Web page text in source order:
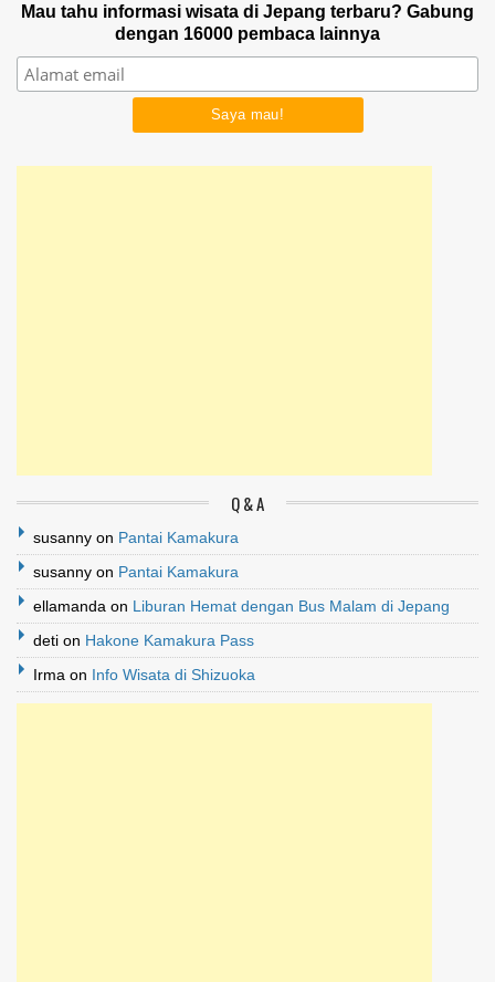
Mau tahu informasi wisata di Jepang terbaru? Gabung
dengan 16000 pembaca lainnya
Q & A
susanny on Pantai Kamakura
susanny on Pantai Kamakura
ellamanda on Liburan Hemat dengan Bus Malam di Jepang
deti on Hakone Kamakura Pass
Irma on Info Wisata di Shizuoka